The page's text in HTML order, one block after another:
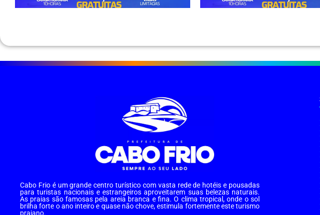
Cabo Frio é um grande centro turístico com vasta rede de hotéis e pousadas
para turistas nacionais e estrangeiros aproveitarem suas belezas naturais.
As praias são famosas pela areia branca e fina. O clima tropical, onde o sol
brilha forte o ano inteiro e quase não chove, estimula fortemente este turismo
praiano.